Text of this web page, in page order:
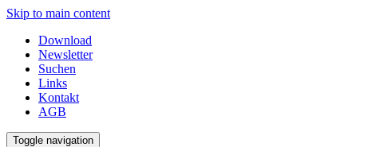
Skip to main content
Download
Newsletter
Suchen
Links
Kontakt
AGB
Toggle navigation